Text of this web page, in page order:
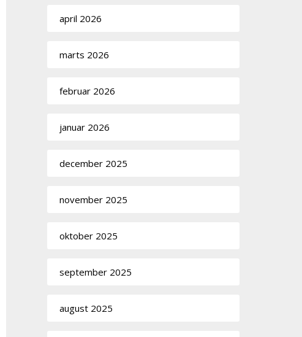
april 2026
marts 2026
februar 2026
januar 2026
december 2025
november 2025
oktober 2025
september 2025
august 2025